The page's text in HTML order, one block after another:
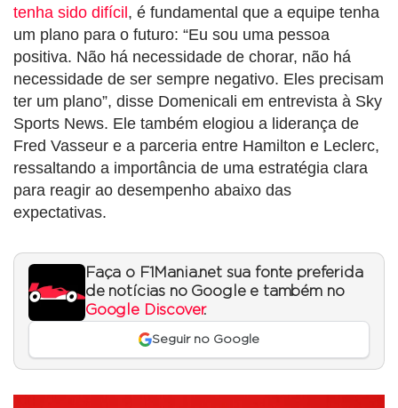
tenha sido difícil, é fundamental que a equipe tenha
um plano para o futuro: “Eu sou uma pessoa
positiva. Não há necessidade de chorar, não há
necessidade de ser sempre negativo. Eles precisam
ter um plano”, disse Domenicali em entrevista à Sky
Sports News. Ele também elogiou a liderança de
Fred Vasseur e a parceria entre Hamilton e Leclerc,
ressaltando a importância de uma estratégia clara
para reagir ao desempenho abaixo das
expectativas.
Faça o F1Mania.net sua fonte preferida
de notícias no Google e também no
Google Discover.
Seguir no Google